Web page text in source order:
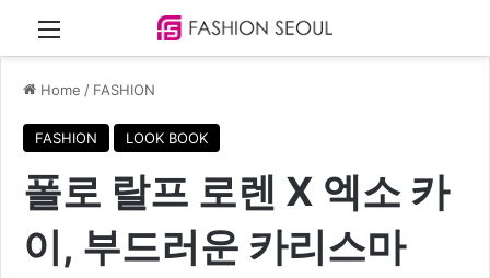
Menu
Home / FASHION
FASHION LOOK BOOK
폴로 랄프 로렌 X 엑소 카
이, 부드러운 카리스마